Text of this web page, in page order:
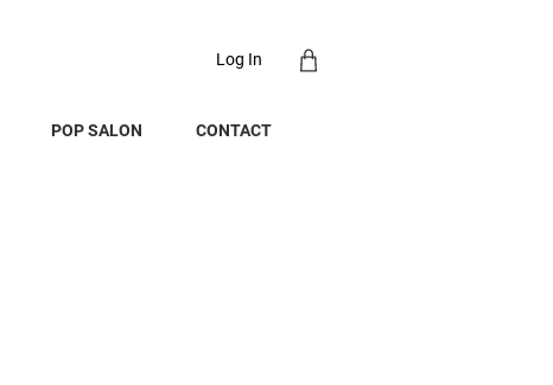
Log In
POP SALON CONTACT